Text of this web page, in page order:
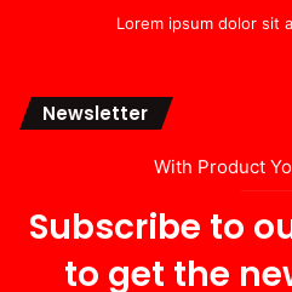
Lorem ipsum dolor sit
Newsletter
With Product
Subscribe to
to get the